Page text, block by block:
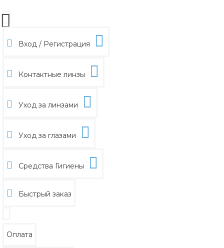
Вход / Регистрация
Контактные линзы
Уход за линзами
Уход за глазами
Средства Гигиены
Быстрый заказ
Оплата